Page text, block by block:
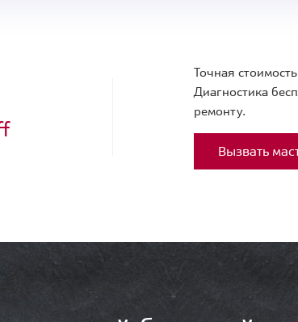
Точная
Диагностика
ремонту.
Вызвать